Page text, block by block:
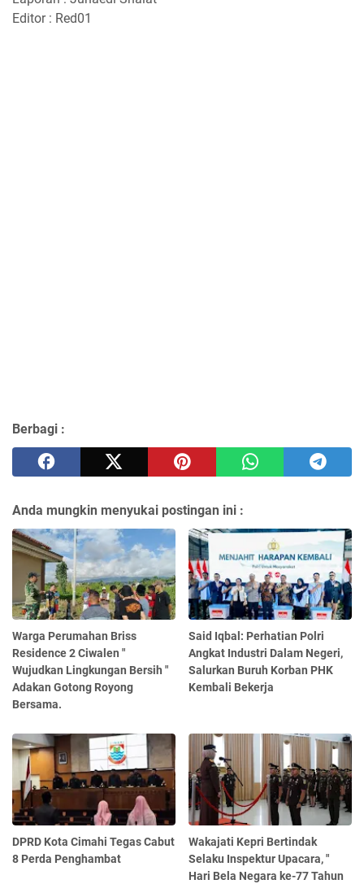
Editor : Red01
Berbagi :
Anda mungkin menyukai postingan ini :
Warga Perumahan Briss
Residence 2 Ciwalen "
Wujudkan Lingkungan Bersih "
Adakan Gotong Royong
Bersama.
Said Iqbal: Perhatian Polri
Angkat Industri Dalam Negeri,
Salurkan Buruh Korban PHK
Kembali Bekerja
DPRD Kota Cimahi Tegas Cabut
8 Perda Penghambat
Wakajati Kepri Bertindak
Selaku Inspektur Upacara, "
Hari Bela Negara ke-77 Tahun